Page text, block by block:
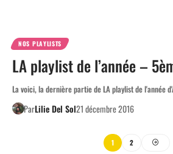
NOS PLAYLISTS
LA playlist de l’année –
La voici, la dernière partie de LA playlist de l'année
ParLilie Del Sol21 décembre 2016
1 2